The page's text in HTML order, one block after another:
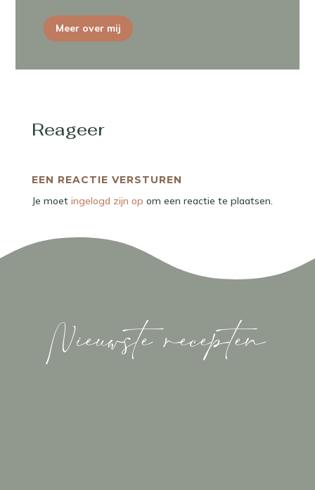
Meer over mij
Reageer
EEN REACTIE VERSTUREN
Je moet ingelogd zijn op om een reactie te plaatsen.
Nieuwste recepten